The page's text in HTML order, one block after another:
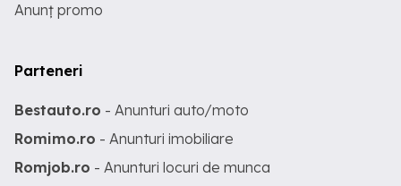
Anunț promo
Parteneri
Bestauto.ro - Anunturi auto/moto
Romimo.ro - Anunturi imobiliare
Romjob.ro - Anunturi locuri de munca